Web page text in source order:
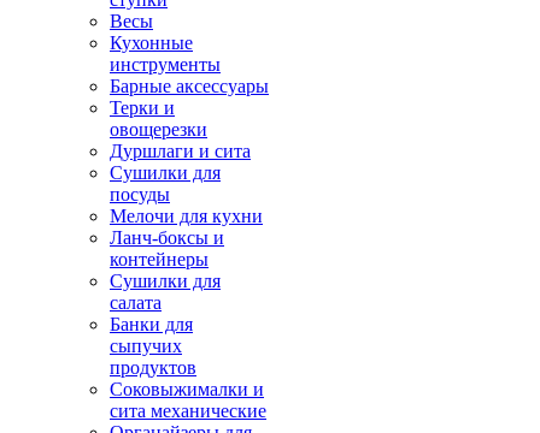
Весы
Кухонные
инструменты
Барные аксессуары
Терки и
овощерезки
Дуршлаги и сита
Сушилки для
посуды
Мелочи для кухни
Ланч-боксы и
контейнеры
Сушилки для
салата
Банки для
сыпучих
продуктов
Соковыжималки и
сита механические